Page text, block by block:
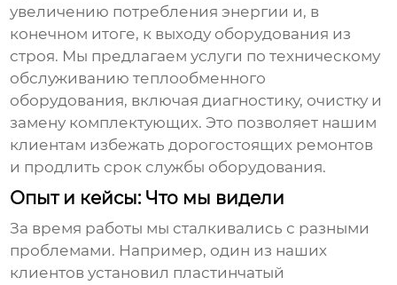
увеличению потребления энергии и, в
конечном итоге, к выходу оборудования из
строя. Мы предлагаем услуги по техническому
обслуживанию теплообменного
оборудования, включая диагностику, очистку и
замену комплектующих. Это позволяет нашим
клиентам избежать дорогостоящих ремонтов
и продлить срок службы оборудования.
Опыт и кейсы: Что мы видели
За время работы мы сталкивались с разными
проблемами. Например, один из наших
клиентов установил пластинчатый